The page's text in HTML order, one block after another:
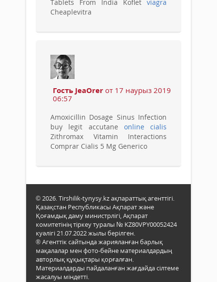
Tablets From India Koflet viagra
Cheaplevitra
Гость JeaOrer от 17 наурыз 2019
06:57
Amoxicillin Dosage Sinus Infection
buy legit accutane online cialis
Zithromax Vitamin Interactions
Comprar Cialis 5 Mg Generico
© 2026. Tirshilik-tynysy.kz ақпараттық агенттігі.
Қазақстан Республикасы Ақпарат және
Қоғамдық даму министрлігі, Ақпарат
комитетінің тіркеу туралы № KZ80VPY00052424
куәлігі 21.07.2022 жылы берілген.
® Агенттік сайтында жарияланған барлық
мақалалар мен фото-бейне материалдардың
авторлық құқықтары қорғалған.
Материалдарды пайдаланған жағдайда сілтеме
жасалуы міндетті.